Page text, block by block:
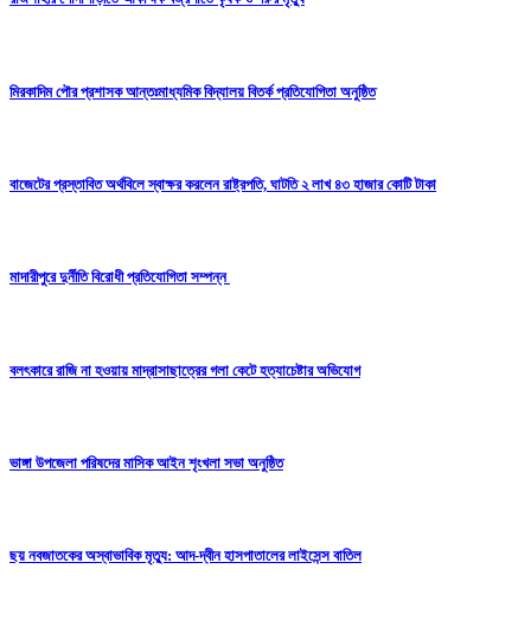
মিরকাদিম পৌর প্রশাসক আন্তঃমাধ্যমিক বিদ্যালয় বিতর্ক প্রতিযোগিতা অনুষ্ঠিত
বাজেটের প্রস্তাবিত অর্থবিলে স্বাক্ষর করলেন রাষ্ট্রপতি, ঘাটতি ২ লাখ ৪৩ হাজার কোটি টাকা
মাদারীপুরে দুর্নীতি বিরোধী প্রতিযোগিতা সম্পন্ন
বলৎকারে রাজি না হওয়ায় মাদ্রাসাছাত্রের গলা কেটে হত্যাচেষ্টার অভিযোগ
ভাঙ্গা উপজেলা পরিষদের মাসিক আইন শৃংখলা সভা অনুষ্ঠিত
ছয় নবজাতকের অস্বাভাবিক মৃত্যু: আদ-দ্বীন হাসপাতালের লাইসেন্স বাতিল